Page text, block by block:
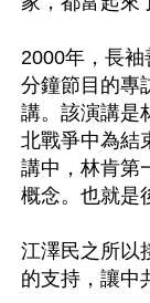
2000年，長
分鐘節目的專
講。該演講是
北戰爭中為結
講中，林肯第
概念。也就是
江澤民之所以
的支持，讓中